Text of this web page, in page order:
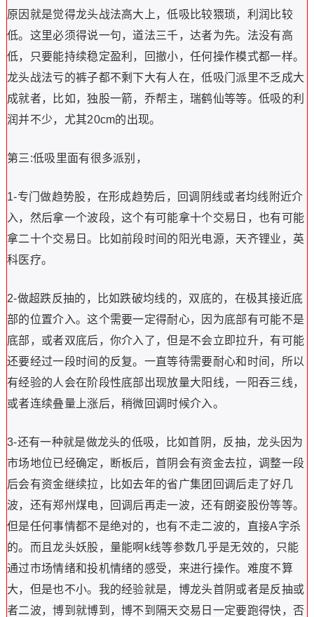
原因就是觉得龙头战法高大上，低吸比较猥琐，利润比较
低。这里必须得说一句，道法三千，达者为先。法没有高
低，只要能持续稳定盈利，回撤小，任何操作模式都一样。
龙头战法亏的裤子都不剩下大有人在，低吸门派里不乏成大
成就者，比如，独股一箭，乔帮主，瑞鹤仙等等。低吸的利
润并不少，尤其20cm的出现。
第三:低吸里面有很多派别，
1-专门做趋势股，在形成趋势后，回调阴线或者均线附近介
入，然后拿一个波段，这个有可能拿十个交易日，也有可能
拿二十个交易日。比如前段时间的阳光电源，天齐锂业，英
科医疗。
2-做超跌反抽的，比如跌破均线的，双底的，在极其接近底
部的位置介入。这个需要一定得耐心，因为底部有可能不是
底部，或者双底后，你介入了，但是不会立即拉升，有可能
还要经过一段时间的反复。一直等待需要耐心和时间，所以
有经验的人会在阶段性底部出现放量大阳线，一阳吞三线，
或者连续叠量上涨后，稍微回调时候介入。
3-还有一种就是做龙头的低吸，比如首阴，反抽，龙头因为
市场地位已经确定，断板后，首阴会有资金去拉，调整一段
后会有资金继续拉，比如去年的省广集团回调后走了好几
波，还有郑州煤电，回调后再走一波，还有朗姿股份等等。
但是任何事情都不是绝对的，也有不走二波的，直接A字杀
的。而且龙头妖股，量能啊k线等参数几乎是无效的，只能
通过市场情绪和投机情绪的感受，来进行操作。难度不算
大，但是也不小。我的经验就是，博龙头首阴或者是反抽或
者二波，博到就博到，博不到隔天交易日一定要跑得快，否